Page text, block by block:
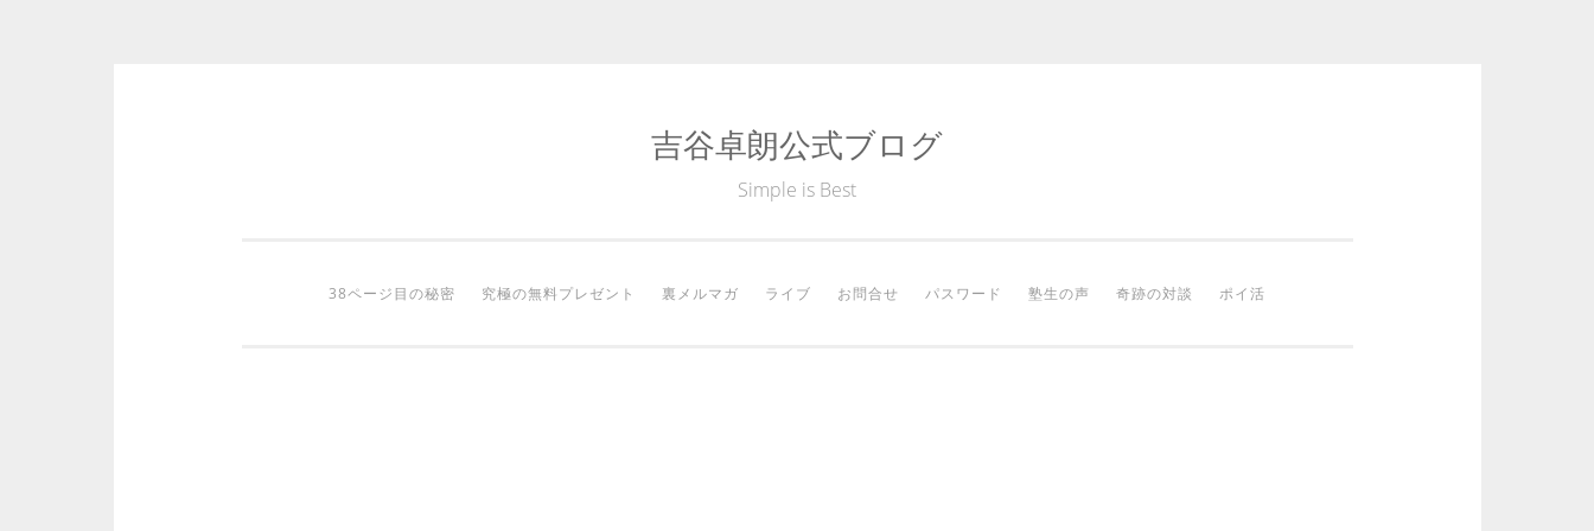
吉谷卓朗公式ブログ
Simple is Best
38ページ目の秘密 究極の無料プレゼント 裏メルマガ ライブ お問合せ パスワード 塾生の声 奇跡の対談 ポイ活